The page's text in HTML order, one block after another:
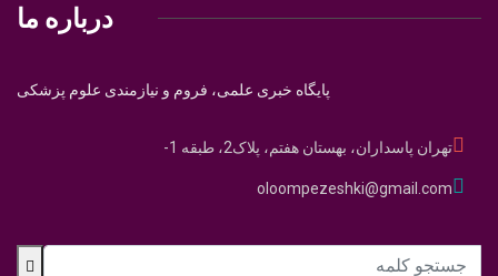
درباره ما
پایگاه خبری علمی، فروم و نیازمندی علوم پزشکی
تهران پاسداران، بهستان هفتم، پلاک2، طبقه 1-
oloompezeshki@gmail.com